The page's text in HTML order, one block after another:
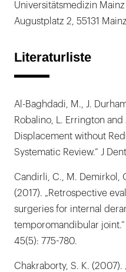
Universitätsmedizin Mainz
Augustplatz 2, 55131 Mainz
Literaturliste
Al-Baghdadi, M., J.
Robalino, L. Errington and
Displacement without
Systematic Review.“ J
Candirli, C., M. Demirkol,
(2017). „Retrospective
surgeries for internal
temporomandibular
45(5): 775-780.
Chakraborty, S. K.